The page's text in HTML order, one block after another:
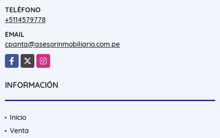
TELÉFONO
+5114579778
EMAIL
cpanta@asesorinmobiliario.com.pe
Facebook
X Instagram
INFORMACIÓN
Inicio
Venta